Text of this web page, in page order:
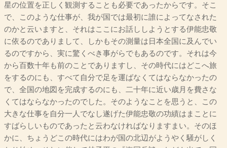
星の位置を正しく観測することも必要であったからです。そこ
で、このような仕事が、我が国では最初に誰によってなされた
のかと云いますと、それはここにお話ししようとする伊能忠敬
に依るのでありまして、しかもその測量は日本全国に及んでい
るのですから、実に驚くべき事がらでもあるのです。それは今
から百数十年も前のことでありますし、その時代にはどこへ旅
をするのにも、すべて自分で足を運ばなくてはならなかったの
で、全国の地図を完成するのにも、二十年に近い歳月を費さな
くてはならなかったのでした。そのようなことを思うと、この
大きな仕事を自分一人でなし遂げた伊能忠敬の功績はまことに
すばらしいものであったと云わなければなりますまい。そのほ
かに、ちょうどこの時代にはわが国の北辺がようやく騒がしく